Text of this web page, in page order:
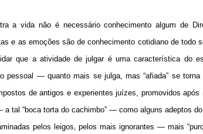
a vida não é necessário conhecimento algum de
e as emoções são de conhecimento cotidiano de todo
que a atividade de julgar é uma característica do
— quanto mais se julga, mas “afiada” se
de antigos e experientes juízes, promovidos
tal “boca torta do cachimbo” — como alguns adeptos
pelos leigos, pelos mais ignorantes — mais